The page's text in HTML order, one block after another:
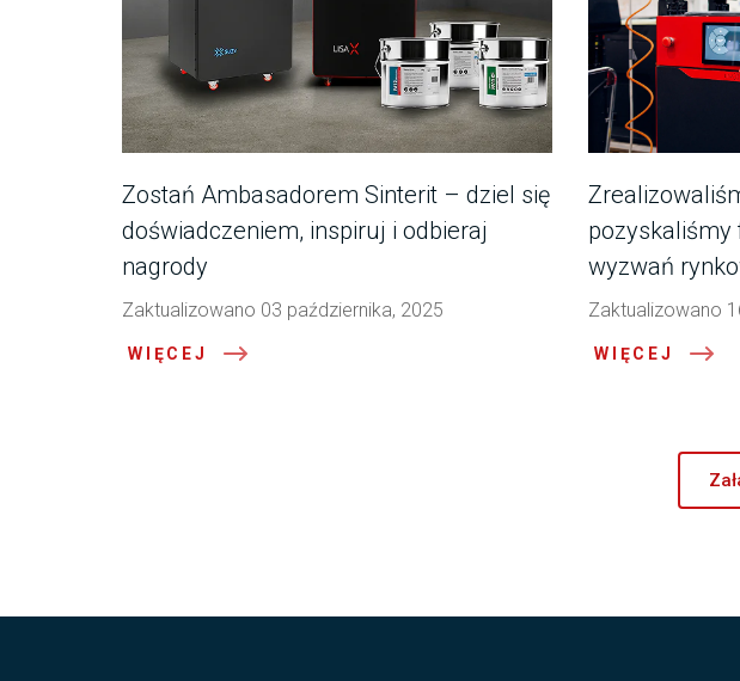
Zostań Ambasadorem Sinterit – dziel się
doświadczeniem, inspiruj i odbieraj
nagrody
Zaktualizowano 03 października, 2025
WIĘCEJ
pozyskaliśmy
wyzwań
Zaktualizowano
WIĘCEJ